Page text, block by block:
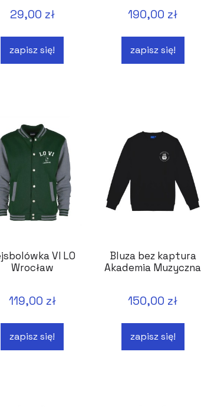
29,00 zł
zapisz się!
190,00 zł
zapisz się!
VI LO
Wrocław
119,00 zł
zapisz się!
Bluza bez kaptura
Akademia Muzyczna
150,00 zł
zapisz się!